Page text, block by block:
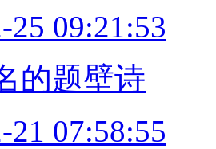
25 09:21:53
的题壁诗
21 07:58:55